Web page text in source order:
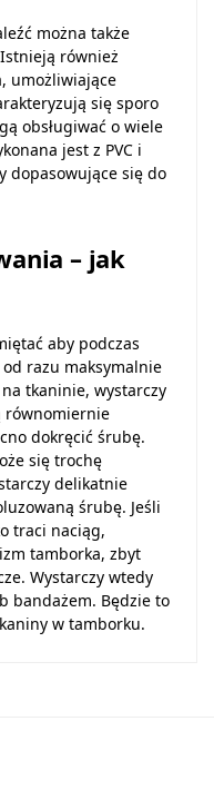
można także
również
umożliwiające
się sporo
obsługiwać o wiele
jest z PVC i
dopasowujące się do
– jak
aby podczas
razu maksymalnie
tkaninie, wystarczy
równomiernie
dokręcić śrubę.
się trochę
delikatnie
śrubę. Jeśli
traci naciąg,
tamborka, zbyt
Wystarczy wtedy
bandażem. Będzie to
w tamborku.